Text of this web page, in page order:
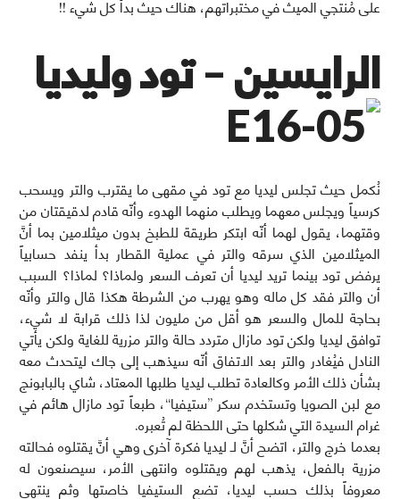
على مُنتجي الميث في مختبراتهم، هناك حيث بدأ كل شيء !!
الرايسين – تود وليديا
نُكمل حيث تجلس ليديا مع تود في مقهى ما يقترب والتر ويسحب
كرسياً ويجلس معهما ويطلب منهما الهدوء وأنّه قادم لدقيقتان من
وقتهما، يقول لهما أنّه ابتكر طريقة للطبخ بدون ميثلامين بما أنَّ
الميثلامين الذي سرقه والتر في عملية القطار بدأ ينفد حسابياً
يرفض تود بينما تريد ليديا أن تعرف السعر ولماذا؟ لماذا؟ السبب
أن والتر فقد كل ماله وهو يهرب من الشرطة هكذا قال والتر وأنّه
بحاجة للمال والسعر هو أقل من مليون لذا ذلك قرابة لا شيء،
توافق ليديا ولكن تود مازال متردد حالة والتر مزرية للغاية ولكن يأتي
النادل فيُغادر والتر بعد الاتفاق أنّه سيذهب إلى جاك ليتحدث معه
بشأن ذلك الأمر وكالعادة تطلب ليديا طلبها المعتاد، شاي بالبابونج
مع لبن الصويا وتستخدم سكر ”ستيفيا“، طبعاً تود مازال هائم في
غرام السيدة التي شكلها حتى اللحظة لم تُعبره.
بعدما خرج والتر، اتضح أنَّ لـ ليديا فكرة آخرى وهي أنَّ يقتلوه فحالته
مزرية بالفعل، يذهب لهم ويقتلوه وانتهى الأمر، سيصنعون له
معروفاً بذلك حسب ليديا، تضع الستيفيا خاصتها وثم ينتهي